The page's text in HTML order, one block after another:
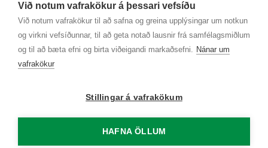
Við notum vafrakökur á þessari vefsíðu
Við notum vafrakökur til að safna og greina upplýsingar um notkun
og virkni vefsíðunnar, til að geta notað lausnir frá samfélagsmiðlum
og til að bæta efni og birta viðeigandi markaðsefni. Nánar um
vafrakökur
Stillingar á vafrakökum
HAFNA ÖLLUM
Kt. 700169-3759
Fundarmannagátt